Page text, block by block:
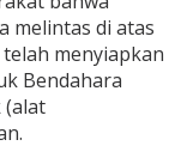
melintas di atas
menyiapkan
Bendahara
(alat